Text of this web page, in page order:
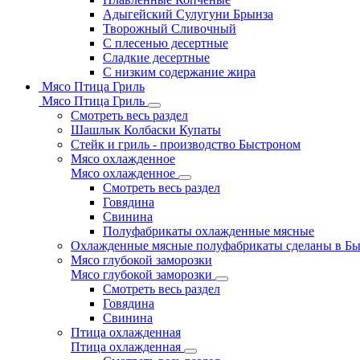
Адыгейский Сулугуни Брынза
Творожный Сливочный
С плесенью десертные
Сладкие десертные
С низким содержание жира
Мясо Птица Гриль
Мясо Птица Гриль
Смотреть весь раздел
Шашлык Колбаски Купаты
Стейк и гриль - производство Быстроном
Мясо охлажденное
Мясо охлажденное
Смотреть весь раздел
Говядина
Свинина
Полуфабрикаты охлажденные мясные
Охлажденные мясные полуфабрикаты сделаны в
Мясо глубокой заморозки
Мясо глубокой заморозки
Смотреть весь раздел
Говядина
Свинина
Птица охлажденная
Птица охлажденная